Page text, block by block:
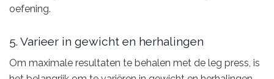
oefening.
5. Varieer in gewicht en herhalingen
Om maximale resultaten te behalen met de leg press, is